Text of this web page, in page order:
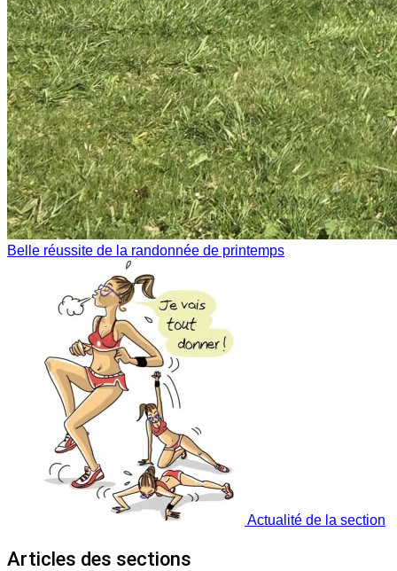
Belle réussite de la randonnée de printemps
Actualité de la section
Articles des sections